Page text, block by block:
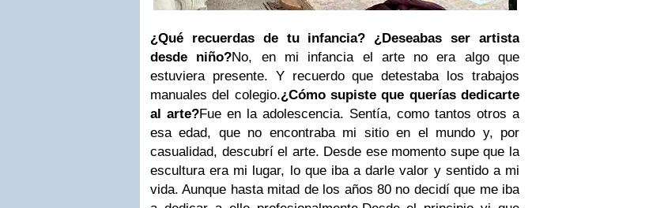
¿Qué recuerdas de tu infancia? ¿Deseabas ser artista
desde niño?No, en mi infancia el arte no era algo que
estuviera presente. Y recuerdo que detestaba los trabajos
manuales del colegio.¿Cómo supiste que querías dedicarte
al arte?Fue en la adolescencia. Sentía, como tantos otros a
esa edad, que no encontraba mi sitio en el mundo y, por
casualidad, descubrí el arte. Desde ese momento supe que la
escultura era mi lugar, lo que iba a darle valor y sentido a mi
vida. Aunque hasta mitad de los años 80 no decidí que me iba